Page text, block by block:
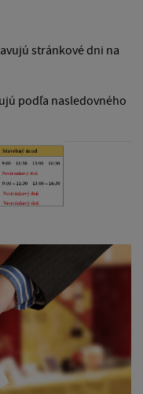
stránkové dni na
podľa nasledovného